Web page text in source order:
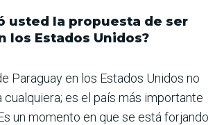
usted la propuesta de ser
los Estados Unidos?
Paraguay en los Estados Unidos no
cualquiera; es el país más importante
un momento en que se está forjando